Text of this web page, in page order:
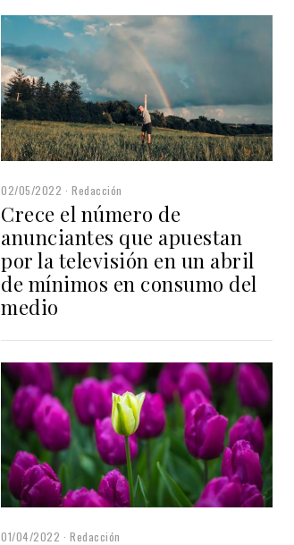
02/05/2022 Redacción
Crece el número de
anunciantes que apuestan
por la televisión en un abril
de mínimos en consumo del
medio
01/04/2022 Redacción